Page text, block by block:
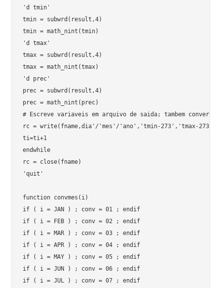
'd tmin'
tmin = subwrd(result,4)
tmin = math_nint(tmin)
'd tmax'
tmax = subwrd(result,4)
tmax = math_nint(tmax)
'd prec'
prec = subwrd(result,4)
prec = math_nint(prec)
# Escreve variaveis em arquivo de saida; tambem converte
rc = write(fname,dia'/'mes'/'ano','tmin-273','tmax-
ti=ti+1
endwhile
rc = close(fname)
'quit'
function convmes(i)
if ( i = JAN ) ; conv = 01 ; endif
if ( i = FEB ) ; conv = 02 ; endif
if ( i = MAR ) ; conv = 03 ; endif
if ( i = APR ) ; conv = 04 ; endif
if ( i = MAY ) ; conv = 05 ; endif
if ( i = JUN ) ; conv = 06 ; endif
if ( i = JUL ) ; conv = 07 ; endif